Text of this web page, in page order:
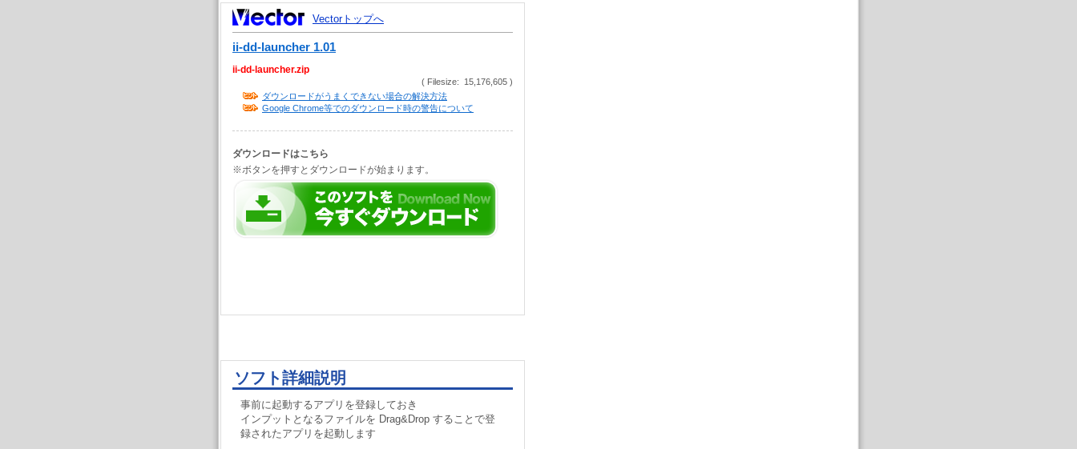
Vectorトップへ
ii-dd-launcher 1.01
ii-dd-launcher.zip
( Filesize: 15,176,605 )
ダウンロードがうまくできない場合の解決方法
Google Chrome等でのダウンロード時の警告について
ダウンロードはこちら
※ボタンを押すとダウンロードが始まります。
ソフト詳細説明
事前に起動するアプリを登録しておき
インプットとなるファイルを Drag&Drop することで登
録されたアプリを起動します